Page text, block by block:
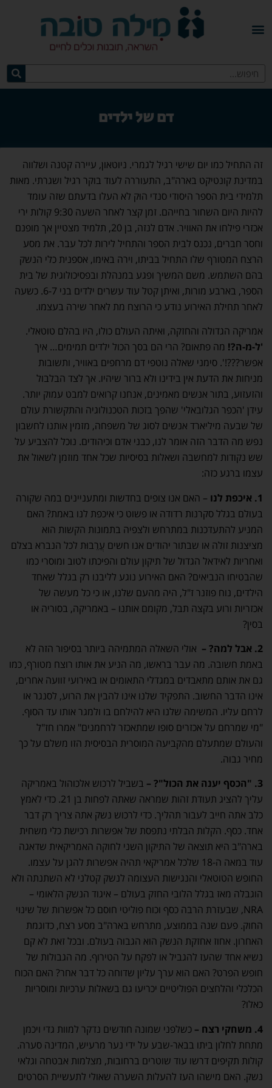
דם של ילדים
זה התחיל כמו יום שישי רגיל לגמרי. ניוטאון, עיירה קטנה ושלווה
במדינת קונטיקט בארה"ב, התעוררה לעוד בוקר רגיל ושגרתי. מאות
תלמידי בית הספר היסודי סנדי הוּק לא העלו בדעתם שזה עומד
להיות היום השחור בחייהם. זמן קצר לאחר השעה 9:30 קולות ירי
אכזרי פילחו את האוויר. אדם לנזה, בן 20, תלמיד מצטיין אך מופנם
וחסר חברים, נכנס לבית הספר והתחיל לירות לכל עבר. את מסע
הרצח המטורף שלו התחיל בביתו, וירה באימו, אספנית כלי הנשק
בהם השתמש. משם המשיך ופגע במנהלת ובפסיכולוגית של בית
הספר, בארבע מורות, ואיתן קטל עוד עשרים ילדים בני 6-7. כשעה
לאחר תחילת האירוע נודע כי הרוצח מת לאחר שירה בעצמו.
אמריקה הגדולה והחזקה, ואיתה העולם כולו, היו בהלם טוטאלי.
'ל-מ-ה?! מה פתאום? הרי הם בסך הכול ילדים תמימים… איך
אפשר???!'. סימני שאלה נוטפי דם מרחפים באוויר, ותשובות
מניחות את הדעת אין בידינו ולא ברור שיהיו. אך לצד הבלבול
והזעזוע, בתור אנשים מאמינים, אנחנו קרואים למבט עמוק יותר.
עידן 'הכפר הגלובאלי' שהפך בזכות הטכנולוגיה והתקשורת עולם
של שבעה מיליארד אנשים לסוג של משפחה, מזמין אותנו לחשבון
נפש מה הדבר הזה אומר לנו, כבני אדם וכיהודים. נוכל להצביע על
שש נקודות למחשבה ושאלות בסיסיות שכל אחד מוזמן לשאול את
עצמו ברגע כזה:
1. איכפת לנו
– האם אנו צופים בחדשות ומתעניינים במה שקורה
בעולם בגלל סקרנות רדודה או פשוט כי איכפת לנו באמת? האם
המניע להתעדכנות במתרחש ולצפיה בתמונות הקשות הוא
מציצנות זולה או שבתור יהודים אנו חשים עֲרֵבוּת לכל הנברא בצלם
ואחריות לאידאל הגדול של תיקון עולם והפיכתו לטוב ומוסרי כמו
שהבטיחו הנביאים? האם האירוע נוגע לליבנו רק בגלל שאחד
הילדים, נוח פוזנר ז"ל, היה מהעם שלנו, או כי כל מעשה של
אכזריות ורוע בקצה תבל, מקומם אותנו – באמריקה, בסוריה או
בסין?
2. אבל למה?
– אולי השאלה המתמיהה ביותר בסיפור הזה לא
באמת חשובה. מה עבר בראשו, מה הניע את אותו רוצח מטורף, כמו
גם את אותם מתאבדים במגדלי התאומים או באירועי זוועה אחרים,
אינו הדבר החשוב. התפקיד שלנו אינו להבין את הרוע, לסנגר או
לרחם עליו. המשימה שלנו היא להילחם בו ולמגר אותו עד הסוף.
"מי שמרחם על אכזרים סופו שמתאכזר לרחמנים" אמרו חז"ל
והעולם שמתעלם מהקביעה המוסרית הבסיסית הזו משלם על כך
מחיר גבוה.
3. "הכסף יענה את הכול"?
– בשביל לרכוש אלכוהול באמריקה
עליך להציג תעודת זהות שמראה שאתה לפחות בן 21. כדי לאמץ
כלב אתה חייב לעבור תהליך. כדי לרכוש נשק אתה צריך רק דבר
אחד. כסף. הקלות הבלתי נתפסת של אפשרות רכישת כלי משחית
בארה"ב היא תוצאה של התיקון השני לחוקה האמריקאית שדאגה
עוד במאה ה-18 שלכל אמריקאי תהיה אפשרות להגן על עצמו.
החופש הטוטאלי והנגישות העצומה לנשק קטלני לא השתנתה ולא
הוגבלה מאז בגלל הלובי החזק בעולם – איגוד הנשק הלאומי –
NRA, שבעזרת הרבה כסף וכוח פוליטי חוסם כל אפשרות של שינוי
החוק. פעם שנה בממוצע, מתרחש בארה"ב מסע רצח, כדוגמת
האחרון. אחוז אחזקת הנשק הוא הגבוה בעולם. ובכל זאת לא קם
נשיא אחד שהעז להגביל או לפקח על הטירוף. מה הגבולות של
חופש הפרט? האם הוא ערך עליון שדוחה כל דבר אחר? האם הכוח
הכלכלי והלחצים הפוליטיים יכריעו גם בשאלות ערכיות ומוסריות
כאלו?
4. משחקי רצח –
כשלפני שמונה חודשים נדקר למוות גדי ויכמן
מתחת לחלון ביתו בבאר-שבע על ידי נער מרעיש, המדינה סערה.
קולות תקיפים דרשו עוד שוטרים ברחובות, מצלמות אבטחה וגלאי
נשק. האם מישהו העז להעלות השערה שאולי לתעשיית הסרטים